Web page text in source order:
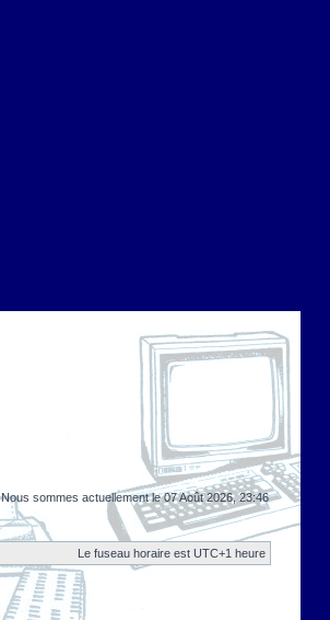
Nous sommes actuellement le 07 Août 2026, 23:46
Le fuseau horaire est UTC+1 heure